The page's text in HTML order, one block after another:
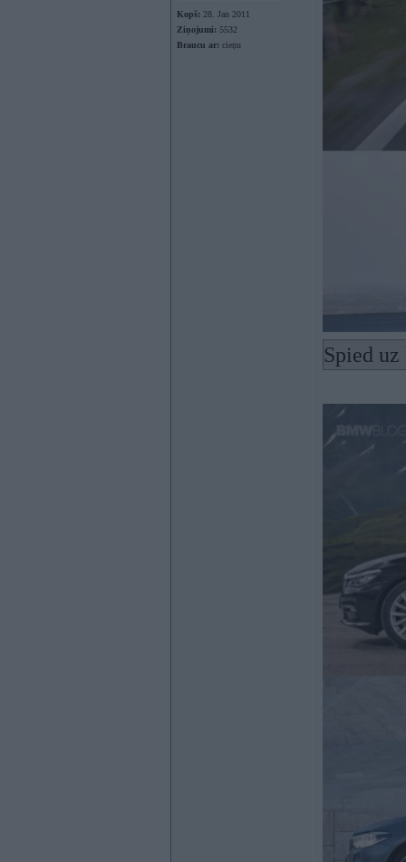
Kopš: 28. Jan 2011
Ziņojumi: 5532
Braucu ar: cieņu
Spied